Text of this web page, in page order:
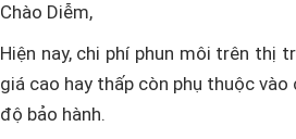
Chào Diễm,
Hiện nay, chi phí phun môi trên thị
giá cao hay thấp còn phụ thuộc
độ bảo hành.